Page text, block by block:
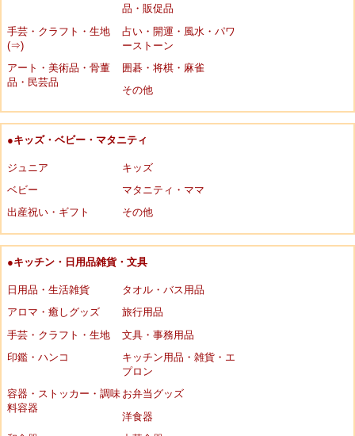
品・販促品
手芸・クラフト・生地
(⇒)
占い・開運・風水・パワ
ーストーン
アート・美術品・骨董
品・民芸品
囲碁・将棋・麻雀
その他
●キッズ・ベビー・マタニティ
ジュニア
キッズ
ベビー
マタニティ・ママ
出産祝い・ギフト
その他
●キッチン・日用品雑貨・文具
日用品・生活雑貨
タオル・バス用品
アロマ・癒しグッズ
旅行用品
手芸・クラフト・生地
文具・事務用品
印鑑・ハンコ
キッチン用品・雑貨・エ
プロン
容器・ストッカー・調味
料容器
お弁当グッズ
洋食器